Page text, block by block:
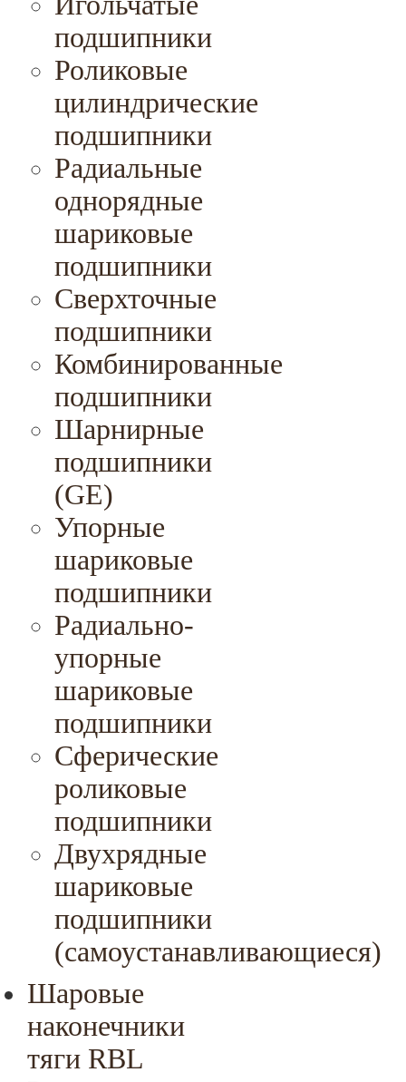
подшипники
Роликовые
цилиндрические
подшипники
Радиальные
однорядные
шариковые
подшипники
Сверхточные
подшипники
Комбинированные
подшипники
Шарнирные
подшипники
(GE)
Упорные
шариковые
подшипники
Радиально-
упорные
шариковые
подшипники
Сферические
роликовые
подшипники
Двухрядные
шариковые
подшипники
(самоустанавливающиеся)
Шаровые
наконечники
тяги RBL